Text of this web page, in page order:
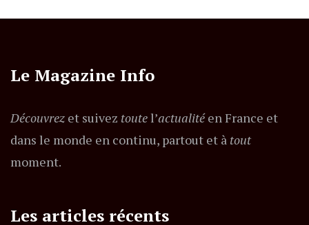
Le Magazine Info
Découvrez et suivez toutel’actualitéen France et
dans le monde en continu, partout et à tout
moment.
Les articles récents